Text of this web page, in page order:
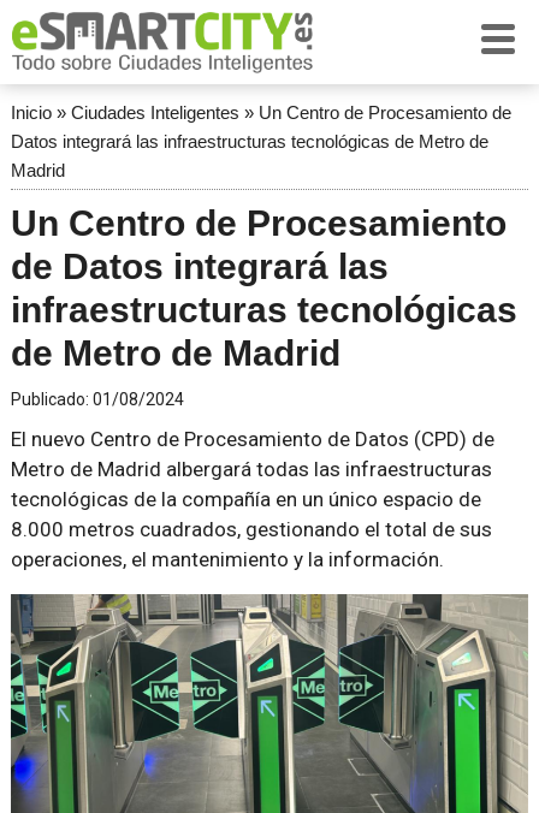
Inicio» Ciudades Inteligentes » Un Centro de Procesamiento de
Datos integrará las infraestructuras tecnológicas de Metro de
Madrid
Un Centro de Procesamiento
de Datos integrará las
infraestructuras tecnológicas
de Metro de Madrid
Publicado: 01/08/2024
El nuevo Centro de Procesamiento de Datos (CPD) de
Metro de Madrid albergará todas las infraestructuras
tecnológicas de la compañía en un único espacio de
8.000 metros cuadrados, gestionando el total de sus
operaciones, el mantenimiento y la información.